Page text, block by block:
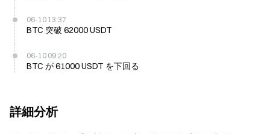
06-10 13:37
BTC 突破 62000 USDT
06-10 09:20
BTC が 61000 USDT を下回る
詳細分析